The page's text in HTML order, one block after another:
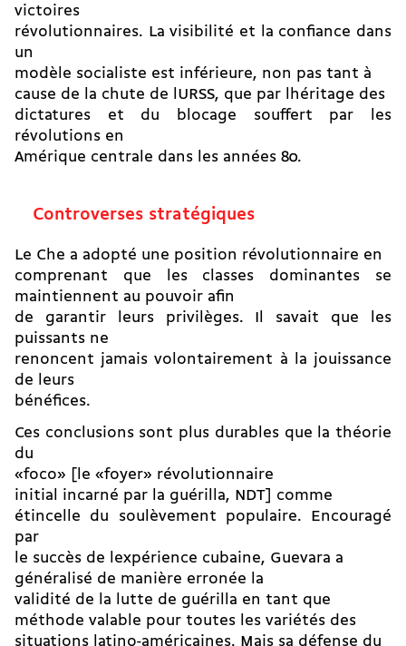
victoires
révolutionnaires. La visibilité et la confiance dans
un
modèle socialiste est inférieure, non pas tant à
cause de la chute de lURSS, que par lhéritage des
dictatures et du blocage souffert par les
révolutions en
Amérique centrale dans les années 80.
Controverses stratégiques
Le Che a adopté une position révolutionnaire en
comprenant que les classes dominantes se
maintiennent au pouvoir afin
de garantir leurs privilèges. Il savait que les
puissants ne
renoncent jamais volontairement à la jouissance
de leurs
bénéfices.
Ces conclusions sont plus durables que la théorie
du
«foco» [le «foyer» révolutionnaire
initial incarné par la guérilla, NDT] comme
étincelle du soulèvement populaire. Encouragé
par
le succès de lexpérience cubaine, Guevara a
généralisé de manière erronée la
validité de la lutte de guérilla en tant que
méthode valable pour toutes les variétés des
situations latino-américaines. Mais sa défense du